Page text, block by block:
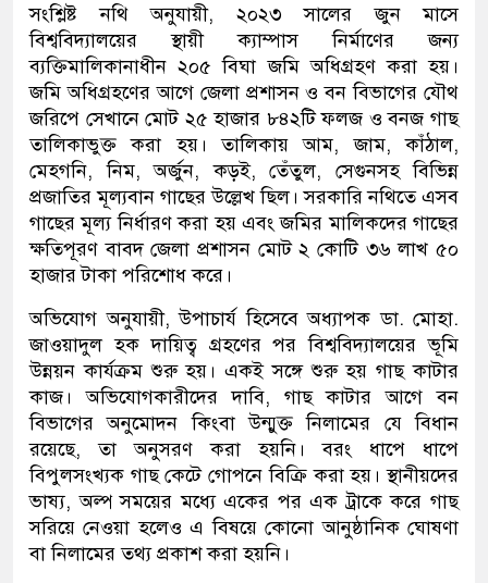
সংশ্লিষ্ট নথি অনুযায়ী, ২০২৩ সালের জুন মাসে
বিশ্ববিদ্যালয়ের স্থায়ী ক্যাম্পাস নির্মাণের জন্য
ব্যক্তিমালিকানাধীন ২০৫ বিঘা জমি অধিগ্রহণ করা হয়।
জমি অধিগ্রহণের আগে জেলা প্রশাসন ও বন বিভাগের যৌথ
জরিপে সেখানে মোট ২৫ হাজার ৮৪২টি ফলজ ও বনজ গাছ
তালিকাভুক্ত করা হয়। তালিকায় আম, জাম, কাঁঠাল,
মেহগনি, নিম, অর্জুন, কড়ই, তেঁতুল, সেগুনসহ বিভিন্ন
প্রজাতির মূল্যবান গাছের উল্লেখ ছিল। সরকারি নথিতে এসব
গাছের মূল্য নির্ধারণ করা হয় এবং জমির মালিকদের গাছের
ক্ষতিপূরণ বাবদ জেলা প্রশাসন মোট ২ কোটি ৩৬ লাখ ৫০
হাজার টাকা পরিশোধ করে।
অভিযোগ অনুযায়ী, উপাচার্য হিসেবে অধ্যাপক ডা. মোহা.
জাওয়াদুল হক দায়িত্ব গ্রহণের পর বিশ্ববিদ্যালয়ের ভূমি
উন্নয়ন কার্যক্রম শুরু হয়। একই সঙ্গে শুরু হয় গাছ কাটার
কাজ। অভিযোগকারীদের দাবি, গাছ কাটার আগে বন
বিভাগের অনুমোদন কিংবা উন্মুক্ত নিলামের যে বিধান
রয়েছে, তা অনুসরণ করা হয়নি। বরং ধাপে ধাপে
বিপুলসংখ্যক গাছ কেটে গোপনে বিক্রি করা হয়। স্থানীয়দের
ভাষ্য, অল্প সময়ের মধ্যে একের পর এক ট্রাকে করে গাছ
সরিয়ে নেওয়া হলেও এ বিষয়ে কোনো আনুষ্ঠানিক ঘোষণা
বা নিলামের তথ্য প্রকাশ করা হয়নি।